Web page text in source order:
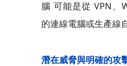
腦 可能是從 VPN、
的連線電腦或生產線
潛在威脅與明確的攻